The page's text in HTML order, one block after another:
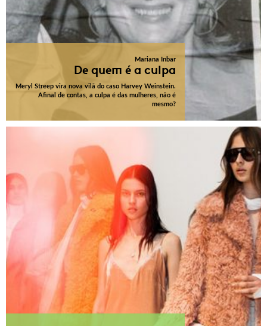
Mariana Inbar
De quem é a culpa
Meryl Streep vira nova vilã do caso Harvey Weinstein.
Afinal de contas, a culpa é das mulheres, não é
mesmo?